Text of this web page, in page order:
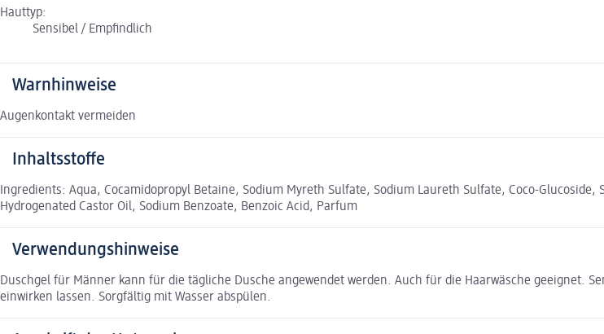
Hauttyp:
Sensibel / Empfindlich
Warnhinweise
Augenkontakt vermeiden
Inhaltsstoffe
Ingredients: Aqua, Cocamidopropyl Betaine, Sodium Myreth Sulfate, Sodium Laureth Sulfate, Coco-
Hydrogenated Castor Oil, Sodium Benzoate, Benzoic Acid, Parfum
Verwendungshinweise
Duschgel für Männer kann für die tägliche Dusche angewendet werden. Auch für die Haarwäsche geeignet.
einwirken lassen. Sorgfältig mit Wasser abspülen.